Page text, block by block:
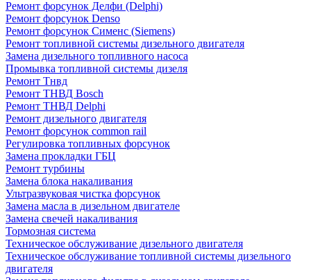
Ремонт форсунок Делфи (Delphi)
Ремонт форсунок Denso
Ремонт форсунок Сименс (Siemens)
Ремонт топливной системы дизельного двигателя
Замена дизельного топливного насоса
Промывка топливной системы дизеля
Ремонт Тнвд
Ремонт ТНВД Bosch
Ремонт ТНВД Delphi
Ремонт дизельного двигателя
Ремонт форсунок common rail
Регулировка топливных форсунок
Замена прокладки ГБЦ
Ремонт турбины
Замена блока накаливания
Ультразвуковая чистка форсунок
Замена масла в дизельном двигателе
Замена свечей накаливания
Тормозная система
Техническое обслуживание дизельного двигателя
Техническое обслуживание топливной системы дизельного
двигателя